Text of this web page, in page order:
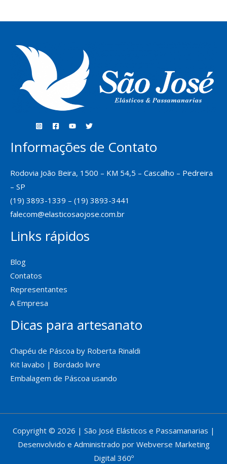
Informações de Contato
Rodovia João Beira, 1500 – KM 54,5 – Cascalho – Pedreira
– SP
(19) 3893-1339 – (19) 3893-3441
falecom@elasticosaojose.com.br
Links rápidos
Blog
Contatos
Representantes
A Empresa
Dicas para artesanato
Chapéu de Páscoa by Roberta Rinaldi
Kit lavabo | Bordado livre
Embalagem de Páscoa usando
Copyright © 2026 | São José Elásticos e Passamanarias |
Desenvolvido e Administrado por Webverse Marketing
Digital 360º